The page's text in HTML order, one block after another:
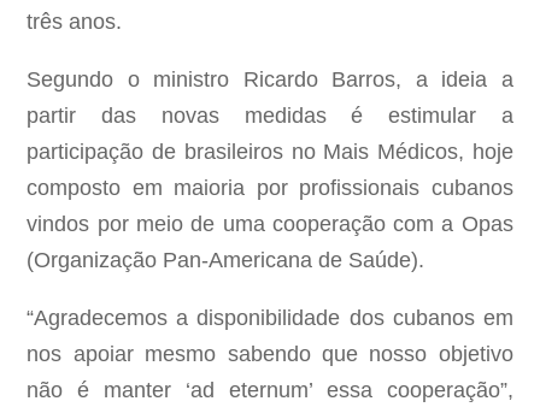
três anos.
Segundo o ministro Ricardo Barros, a ideia a
partir das novas medidas é estimular a
participação de brasileiros no Mais Médicos, hoje
composto em maioria por profissionais cubanos
vindos por meio de uma cooperação com a Opas
(Organização Pan-Americana de Saúde).
“Agradecemos a disponibilidade dos cubanos em
nos apoiar mesmo sabendo que nosso objetivo
não é manter ‘ad eternum’ essa cooperação”,